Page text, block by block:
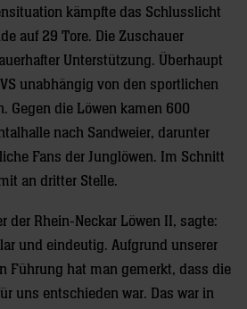
kämpfte das Schlusslicht
auf 29 Tore. Die Zuschauer
Unterstützung. Überhaupt
unabhängig von den sportlichen
Gegen die Löwen kamen 600
nach Sandweier, darunter
Fans der Junglöwen. Im Schnitt
an dritter Stelle.
der Rhein-Neckar Löwen II, sagte:
und eindeutig. Aufgrund unserer
Führung hat man gemerkt, dass die
uns entschieden war. Das war in